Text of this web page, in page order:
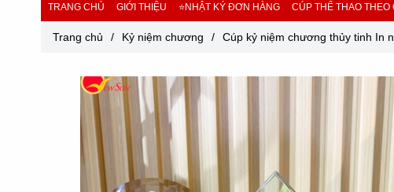
TRANG CHỦ GIỚI THIỆU ⭐NHẬT KÝ ĐƠN HÀNG CÚP THỂ THAO THEO
Trang chủ / Kỷ niệm chương / Cúp kỷ niệm chương thủy tinh In